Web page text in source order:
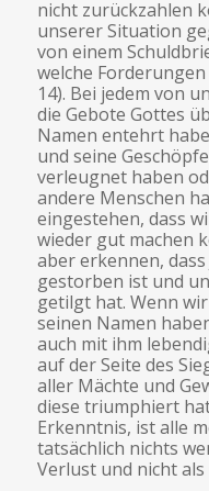
nicht zurückzahlen
unserer Situation
von einem
welche
14). Bei jedem von
die Gebote Gottes
Namen entehrt
und seine
verleugnet haben
andere Menschen
eingestehen, dass
wieder gut machen
aber erkennen,
gestorben ist und
getilgt hat. Wenn
seinen Namen
auch mit ihm
auf der Seite des
aller Mächte und
diese triumphiert
Erkenntnis, ist alle
tatsächlich nichts
Verlust und nicht als